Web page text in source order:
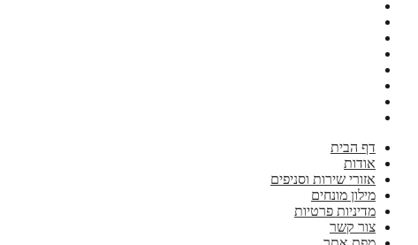
דף הבית
אודות
אזורי שירות וסניפים
מילון מונחים
מדיניות פרטיות
צור קשר